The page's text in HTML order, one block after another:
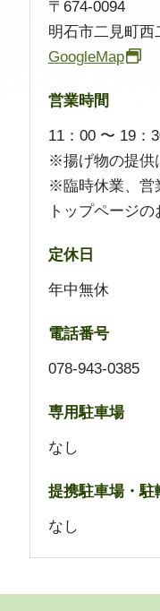
〒674-0094
明石市二見町
GoogleMap
営業時間
11：00 〜 19：
※揚げ物の提供
※臨時休業、営
トップページの
定休日
年中無休
電話番号
078-943-0385
専用駐車場
なし
提携駐車場・駐
なし